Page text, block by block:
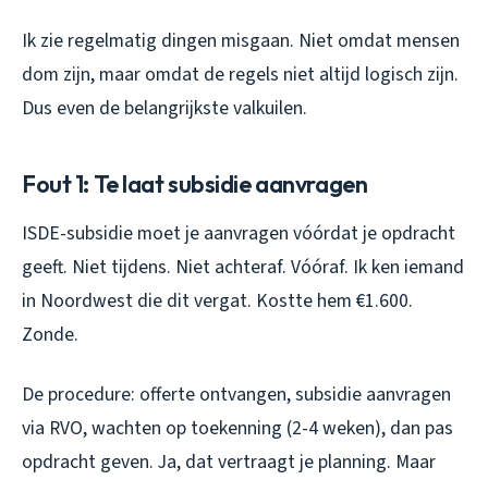
Ik zie regelmatig dingen misgaan. Niet omdat mensen
dom zijn, maar omdat de regels niet altijd logisch zijn.
Dus even de belangrijkste valkuilen.
Fout 1: Te laat subsidie aanvragen
ISDE-subsidie moet je aanvragen vóórdat je opdracht
geeft. Niet tijdens. Niet achteraf. Vóóraf. Ik ken iemand
in Noordwest die dit vergat. Kostte hem €1.600.
Zonde.
De procedure: offerte ontvangen, subsidie aanvragen
via RVO, wachten op toekenning (2-4 weken), dan pas
opdracht geven. Ja, dat vertraagt je planning. Maar